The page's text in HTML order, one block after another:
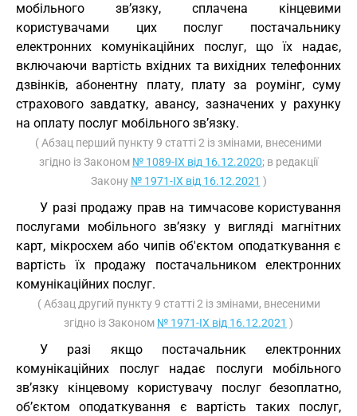
мобільного зв’язку, сплачена кінцевими
користувачами цих послуг постачальнику
електронних комунікаційних послуг, що їх надає,
включаючи вартість вхідних та вихідних телефонних
дзвінків, абонентну плату, плату за роумінг, суму
страхового завдатку, авансу, зазначених у рахунку
на оплату послуг мобільного зв’язку.
( Абзац перший пункту 9 статті 2 із змінами, внесеними
згідно із Законом № 1089-IX від 16.12.2020; в редакції
Закону № 1971-IX від 16.12.2021 )
У разі продажу прав на тимчасове користування
послугами мобільного зв’язку у вигляді магнітних
карт, мікросхем або чипів об'єктом оподаткування є
вартість їх продажу постачальником електронних
комунікаційних послуг.
( Абзац другий пункту 9 статті 2 із змінами, внесеними
згідно із Законом № 1971-IX від 16.12.2021 )
У разі якщо постачальник електронних
комунікаційних послуг надає послуги мобільного
зв’язку кінцевому користувачу послуг безоплатно,
об’єктом оподаткування є вартість таких послуг,